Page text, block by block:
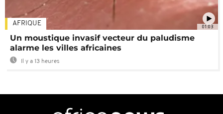
01:03
AFRIQUE
Un moustique invasif vecteur du paludisme
alarme les villes africaines
Il y a 13 heures